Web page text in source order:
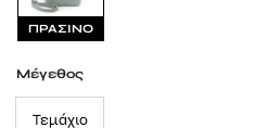
ΠΡΑΣΙΝΟ
Μέγεθος
Τεμάχιο